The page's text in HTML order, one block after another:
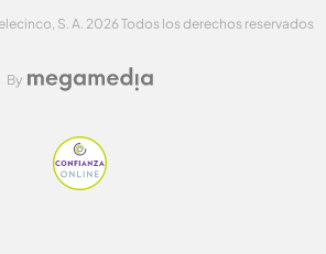
S. A. 2026 Todos los derechos reservados
By